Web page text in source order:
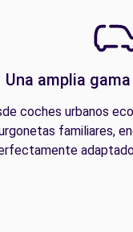
Una amplia
coches urbanos
familiares,